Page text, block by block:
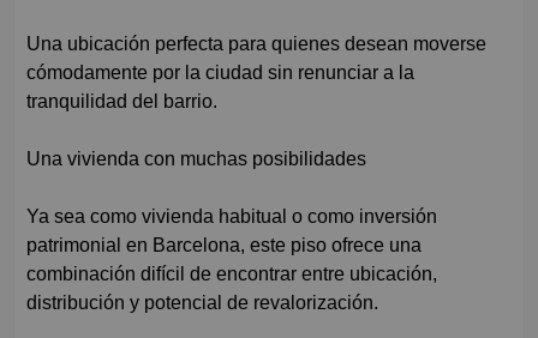
Una ubicación perfecta para quienes desean moverse
cómodamente por la ciudad sin renunciar a la
tranquilidad del barrio.
Una vivienda con muchas posibilidades
Ya sea como vivienda habitual o como inversión
patrimonial en Barcelona, este piso ofrece una
combinación difícil de encontrar entre ubicación,
distribución y potencial de revalorización.